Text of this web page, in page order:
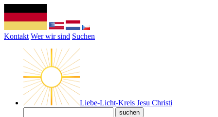
Kontakt Wer wir sind Suchen
Liebe-Licht-Kreis Jesu Christi